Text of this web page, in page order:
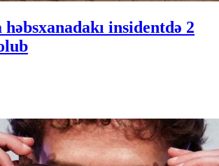
insidentdə 2